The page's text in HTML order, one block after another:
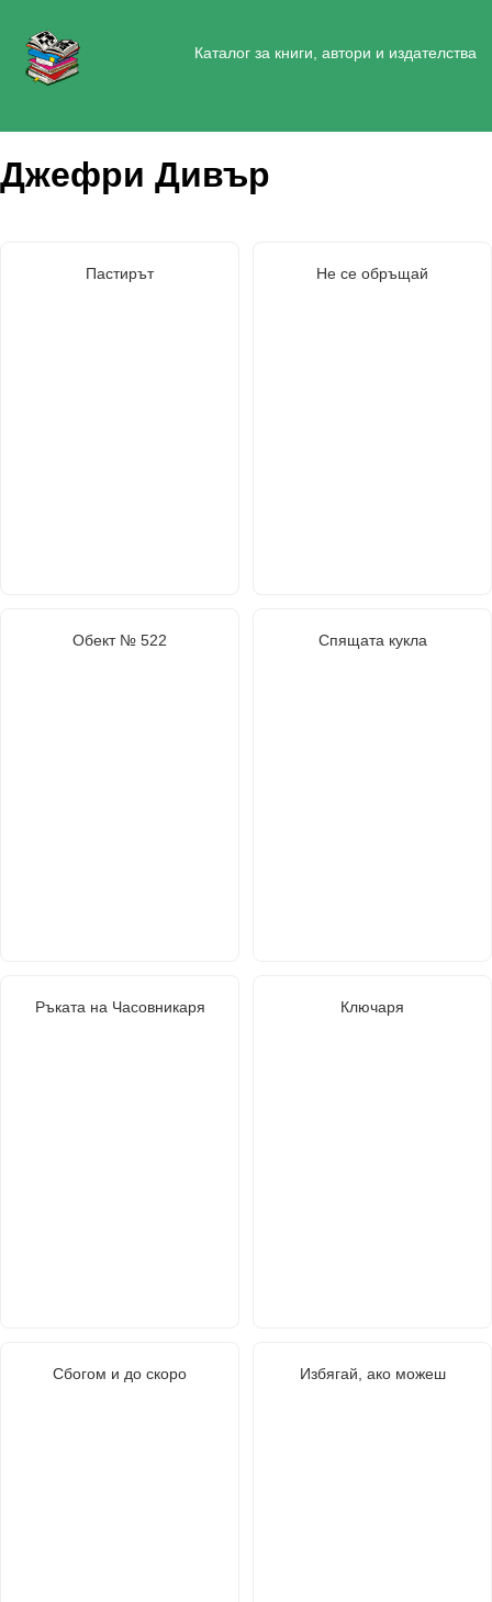
Каталог за книги, автори и издателства
Джефри Дивър
Пастирът Не се обръщай
Обект № 522 Спящата кукла
Ръката на Часовникаря Ключаря
Сбогом и до скоро Избягай, ако можеш